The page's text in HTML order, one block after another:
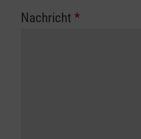
Nachricht *